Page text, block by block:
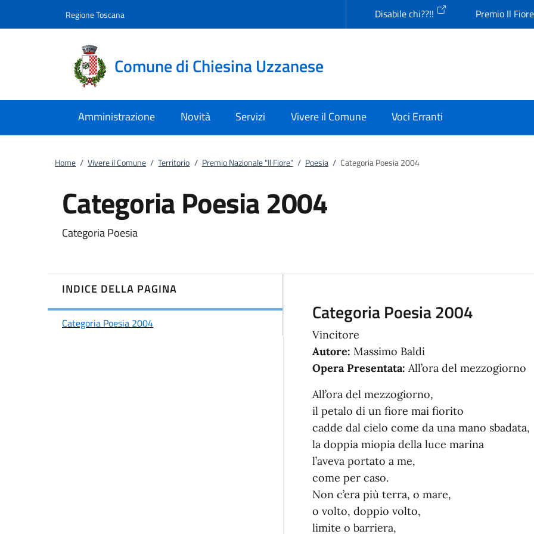
Regione Toscana Disabile chi??!! Premio Il
Comune di Chiesina Uzzanese
Amministrazione Novità Servizi Vivere il Comune Voci Erranti
Home / Vivere il Comune / Territorio / Premio Nazionale "Il Fiore" / Poesia / Categoria Poesia 2004
Categoria Poesia 2004
Categoria Poesia
INDICE DELLA PAGINA
Categoria Poesia 2004 Categoria Poesia 2004
Vincitore
Autore: Massimo Baldi
Opera Presentata: All’ora del mezzogiorno
All’ora del mezzogiorno,
il petalo di un fiore mai fiorito
cadde dal cielo come da una mano sbadata,
la doppia miopia della luce marina
l’aveva portato a me,
come per caso.
Non c’era più terra, o mare,
o volto, doppio volto,
limite o barriera,